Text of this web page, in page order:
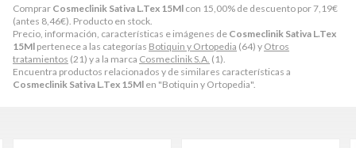
Comprar Cosmeclinik Sativa L.Tex 15Ml con 15,00% de descuento por7,19€
(antes 8,46€). Producto en stock.
Precio, información, características e imágenes de Cosmeclinik Sativa L.Tex
15Ml pertenece a las categorías Botiquin y Ortopedia (64) y Otros
tratamientos (21) y a la marca Cosmeclinik S.A. (1).
Encuentra productos relacionados y de similares características a
Cosmeclinik Sativa L.Tex 15Ml en "Botiquin y Ortopedia".